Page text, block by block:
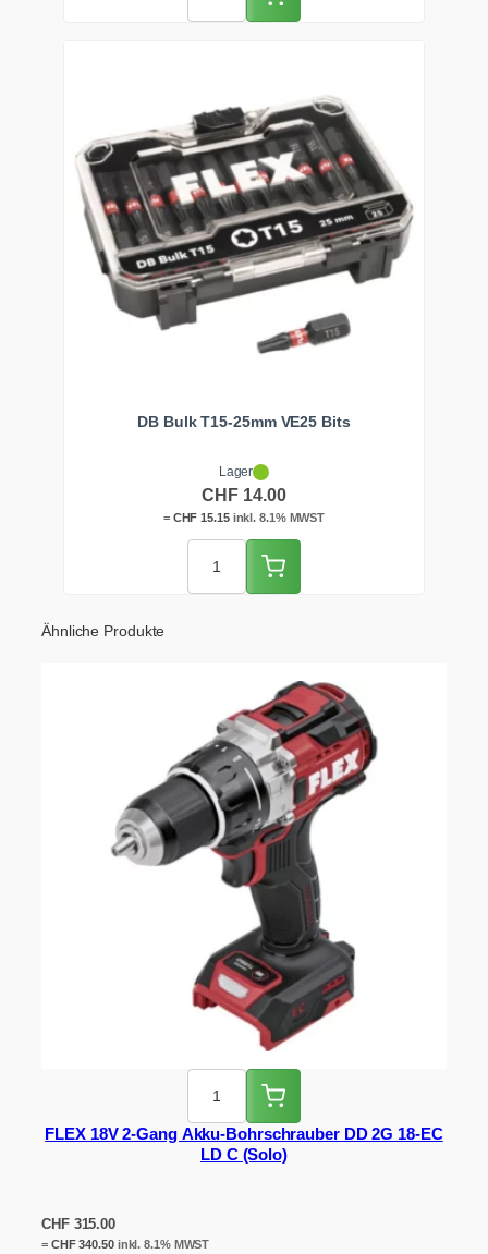
DB Bulk T15-25mm VE25 Bits
Lager
CHF 14.00
= CHF 15.15inkl. 8.1% MWST
Ähnliche Produkte
FLEX 18V 2-Gang Akku-Bohrschrauber DD 2G 18-EC
LD C (Solo)
CHF315.00
= CHF340.50inkl. 8.1% MWST